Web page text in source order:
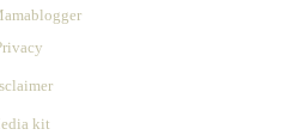
kit